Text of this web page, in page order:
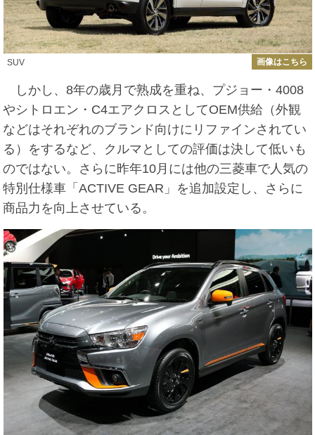
SUV 画像はこちら
しかし、8年の歳月で熟成を重ね、プジョー・4008
やシトロエン・C4エアクロスとしてOEM供給（外観
などはそれぞれのブランド向けにリファインされてい
る）をするなど、クルマとしての評価は決して低いも
のではない。さらに昨年10月には他の三菱車で人気の
特別仕様車「ACTIVE GEAR」を追加設定し、さらに
商品力を向上させている。